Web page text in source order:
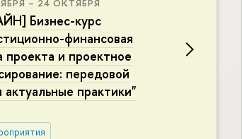
– 24 ОКТЯБРЯ
Бизнес-курс
финансовая
проекта и проектное
передовой
актуальные практики"